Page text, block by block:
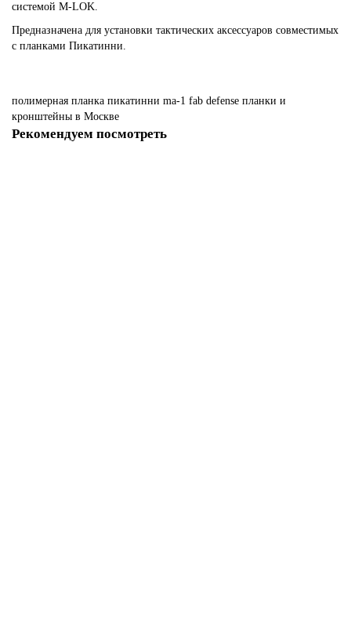
системой M-LOK.
Предназначена для установки тактических аксессуаров совместимых
с планками Пикатинни.
полимерная планка пикатинни ma-1 fab defense планки и
кронштейны в Москве
Рекомендуем посмотреть